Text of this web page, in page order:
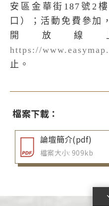
安區金華街187號2
口）；活動免費參加
開放線
https://
止。
檔案下載：
論壇簡介(pdf)
檔案大小: 909kb